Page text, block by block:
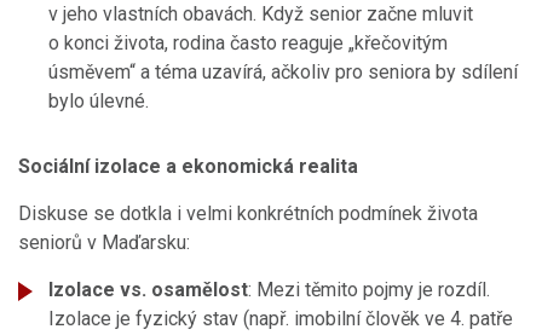
v jeho vlastních obavách. Když senior začne mluvit
o konci života, rodina často reaguje „křečovitým
úsměvem“ a téma uzavírá, ačkoliv pro seniora by sdílení
bylo úlevné.
Sociální izolace a ekonomická realita
Diskuse se dotkla i velmi konkrétních podmínek života
seniorů v Maďarsku:
Izolace vs. osamělost: Mezi těmito pojmy je rozdíl.
Izolace je fyzický stav (např. imobilní člověk ve 4. patře